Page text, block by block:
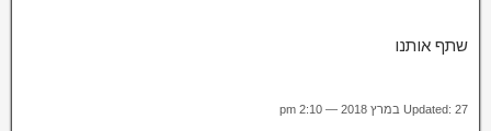
שתף אותנו
Updated: 27 במרץ 2018 — 2:10 pm